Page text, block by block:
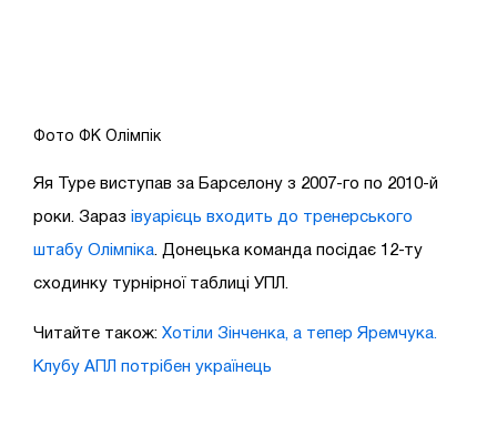
Фото ФК Олімпік
Яя Туре виступав за Барселону з 2007-го по 2010-й
роки. Зараз івуарієць входить до тренерського
штабу Олімпіка . Донецька команда посідає 12-ту
сходинку турнірної таблиці УПЛ.
Читайте також: Хотіли Зінченка, а тепер Яремчука.
Клубу АПЛ потрібен українець